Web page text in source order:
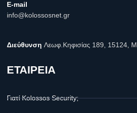
E-mail
info@kolossosnet.gr
Διεύθυνση Λεωφ.Κηφισίας 189, 15124,
ΕΤΑΙΡΕΙΑ
Γιατί Kolossos Security;